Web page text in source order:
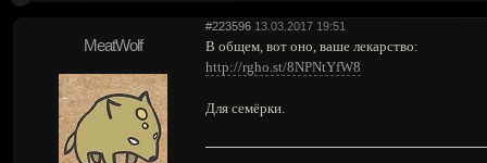
#223596 13.03.2017 19:51
MeatWolf
В общем, вот оно, ваше лекарство:
http://rgho.st/8NPNtYfW8
Для семёрки.